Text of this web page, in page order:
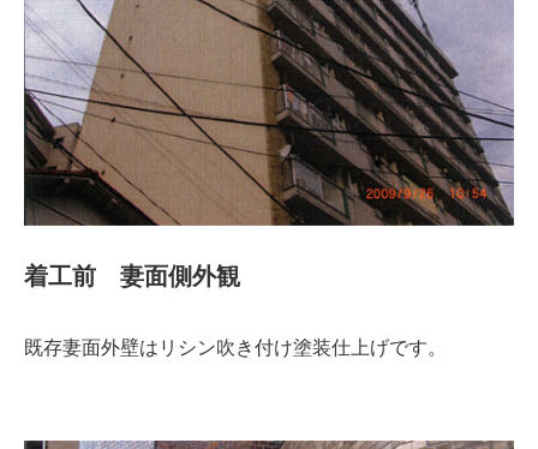
着工前 妻面側外観
既存妻面外壁はリシン吹き付け塗装仕上げです。